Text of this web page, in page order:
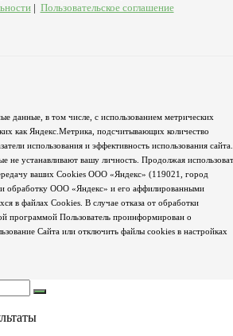
| Пользовательское соглашение
данные, в том числе, с использованием метрических
как Яндекс.Метрика, подсчитывающих количество
использования и эффективность использования сайта.
не устанавливают вашу личность. Продолжая
ваших Cookies ООО «Яндекс» (119021, город
обработку ООО «Яндекс» и его аффилированными
в файлах Cookies. В случае отказа от обработки
программой Пользователь проинформирован о
Сайта или отключить файлы cookies в настройках